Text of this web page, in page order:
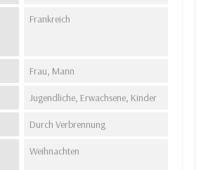
Frankreich
Frau, Mann
Jugendliche, Erwachsene, Kinder
Durch Verbrennung
Weihnachten